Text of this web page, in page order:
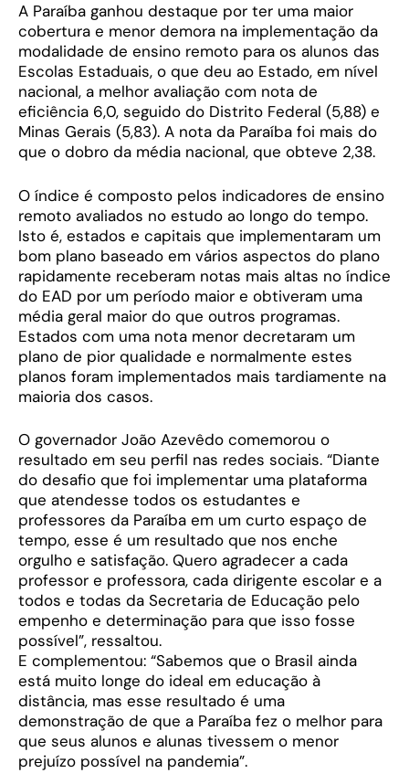
A Paraíba ganhou destaque por ter uma maior
cobertura e menor demora na implementação da
modalidade de ensino remoto para os alunos das
Escolas Estaduais, o que deu ao Estado, em nível
nacional, a melhor avaliação com nota de
eficiência 6,0, seguido do Distrito Federal (5,88) e
Minas Gerais (5,83). A nota da Paraíba foi mais do
que o dobro da média nacional, que obteve 2,38.
O índice é composto pelos indicadores de ensino
remoto avaliados no estudo ao longo do tempo.
Isto é, estados e capitais que implementaram um
bom plano baseado em vários aspectos do plano
rapidamente receberam notas mais altas no índice
do EAD por um período maior e obtiveram uma
média geral maior do que outros programas.
Estados com uma nota menor decretaram um
plano de pior qualidade e normalmente estes
planos foram implementados mais tardiamente na
maioria dos casos.
O governador João Azevêdo comemorou o
resultado em seu perfil nas redes sociais. “Diante
do desafio que foi implementar uma plataforma
que atendesse todos os estudantes e
professores da Paraíba em um curto espaço de
tempo, esse é um resultado que nos enche
orgulho e satisfação. Quero agradecer a cada
professor e professora, cada dirigente escolar e a
todos e todas da Secretaria de Educação pelo
empenho e determinação para que isso fosse
possível”, ressaltou.
E complementou: “Sabemos que o Brasil ainda
está muito longe do ideal em educação à
distância, mas esse resultado é uma
demonstração de que a Paraíba fez o melhor para
que seus alunos e alunas tivessem o menor
prejuízo possível na pandemia”.